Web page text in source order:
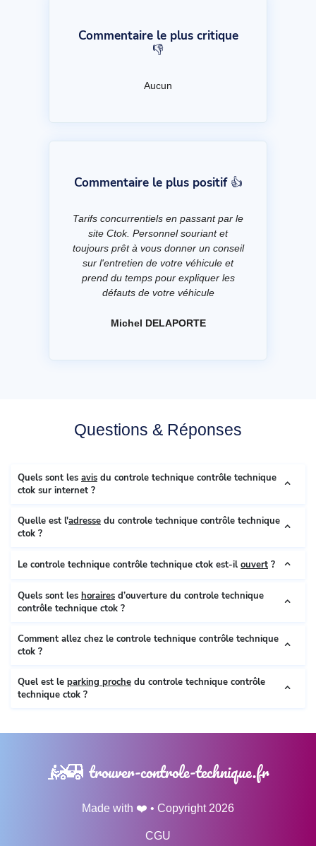
Commentaire le plus critique
👎
Aucun
Commentaire le plus positif 👍
Tarifs concurrentiels en passant par le
site Ctok. Personnel souriant et
toujours prêt à vous donner un conseil
sur l'entretien de votre véhicule et
prend du temps pour expliquer les
défauts de votre véhicule
Michel DELAPORTE
Questions & Réponses
Quels sont les avis du controle technique contrôle technique
ctok sur internet ?
Quelle est l'adresse du controle technique contrôle technique
ctok ?
Le controle technique contrôle technique ctok est-il ouvert ?
Quels sont les horaires d’ouverture du controle technique
contrôle technique ctok ?
Comment allez chez le controle technique contrôle technique
ctok ?
Quel est le parking proche du controle technique contrôle
technique ctok ?
trouver-controle-technique.fr
Made with ❤️ • Copyright 2026
CGU